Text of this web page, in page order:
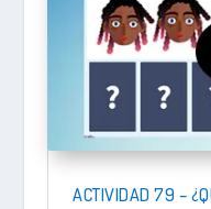
ACTIVIDAD 79 –